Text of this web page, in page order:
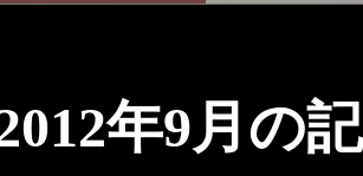
年9月の